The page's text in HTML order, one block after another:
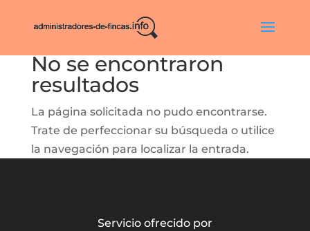
No se encontraron
resultados
La página solicitada no pudo encontrarse.
Trate de perfeccionar su búsqueda o utilice
la navegación para localizar la entrada.
Servicio ofrecido por